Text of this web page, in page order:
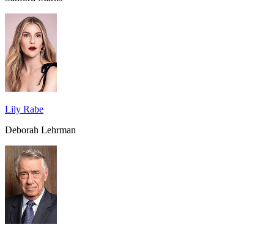
Lily Rabe
Deborah Lehrman